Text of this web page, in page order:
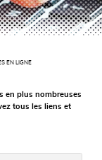
EN LIGNE
en plus nombreuses
tous les liens et